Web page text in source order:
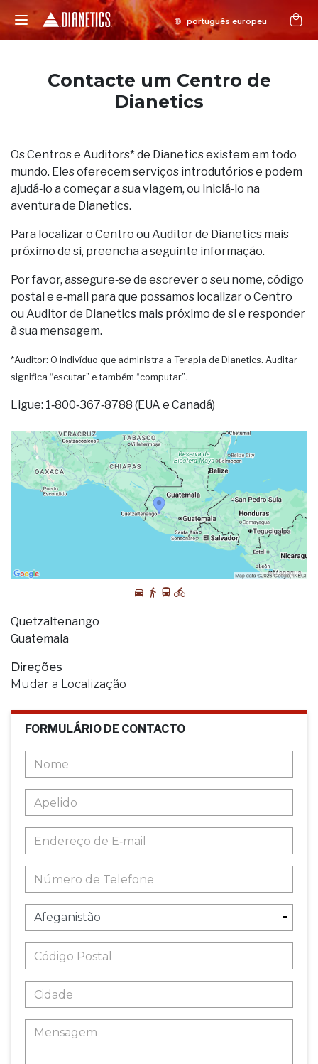
Contacte um Centro de
Dianetics
Os Centros e Auditors* de Dianetics existem em todo
mundo. Eles oferecem serviços introdutórios e podem
ajudá‑lo a começar a sua viagem, ou iniciá‑lo na
aventura de Dianetics.
Para localizar o Centro ou Auditor de Dianetics mais
próximo de si, preencha a seguinte informação.
Por favor, assegure‑se de escrever o seu nome, código
postal e e‑mail para que possamos localizar o Centro
ou Auditor de Dianetics mais próximo de si e responder
à sua mensagem.
*Auditor: O indivíduo que administra a Terapia de Dianetics. Auditar
significa “escutar” e também “computar”.
Ligue: 1‑800‑367‑8788 (EUA e Canadá)
Quetzaltenango
Guatemala
Direções
Mudar a Localização
FORMULÁRIO DE CONTACTO